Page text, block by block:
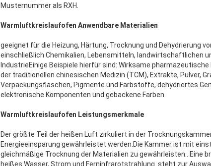
Musternummer als RXH.
Warmluftkreislaufofen Anwendbare Materialien
geeignet für die Heizung, Härtung, Trocknung und Dehydrierung
einschließlich Chemikalien, Lebensmitteln, landwirtschaftlichen
IndustrieEinige Beispiele hierfür sind: Wirksame
der traditionellen chinesischen Medizin (TCM), Extrakte, Pulver,
Verpackungsflaschen, Pigmente und Farbstoffe, dehydriertes
elektronische Komponenten und gebackene Farben.
Warmluftkreislaufofen Leistungsmerkmale
Der größte Teil der heißen Luft zirkuliert in der
Energieeinsparung gewährleistet werden.Die Kammer ist mit
gleichmäßige Trocknung der Materialien zu gewährleisten.. Eine
heißes Wasser, Strom und Ferninfrarotstrahlung  steht zur